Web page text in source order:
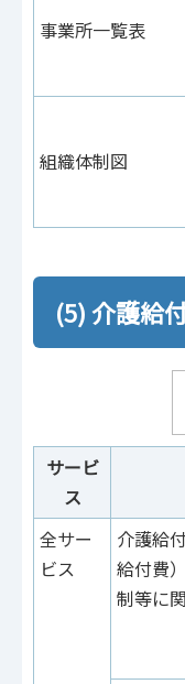
事業所一覧表
組織体制図
(5) 介護給
サービ
ス
全サー
ビス
介護給
給付費
制等に